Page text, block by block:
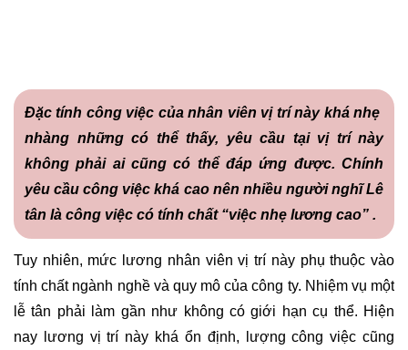
Đặc tính công việc của nhân viên vị trí này khá nhẹ
nhàng những có thể thấy, yêu cầu tại vị trí này
không phải ai cũng có thể đáp ứng được. Chính
yêu cầu công việc khá cao nên nhiều người nghĩ Lê
tân là công việc có tính chất “việc nhẹ lương cao” .
Tuy nhiên, mức lương nhân viên vị trí này phụ thuộc vào
tính chất ngành nghề và quy mô của công ty. Nhiệm vụ một
lễ tân phải làm gần như không có giới hạn cụ thể. Hiện
nay lương vị trí này khá ổn định, lượng công việc cũng